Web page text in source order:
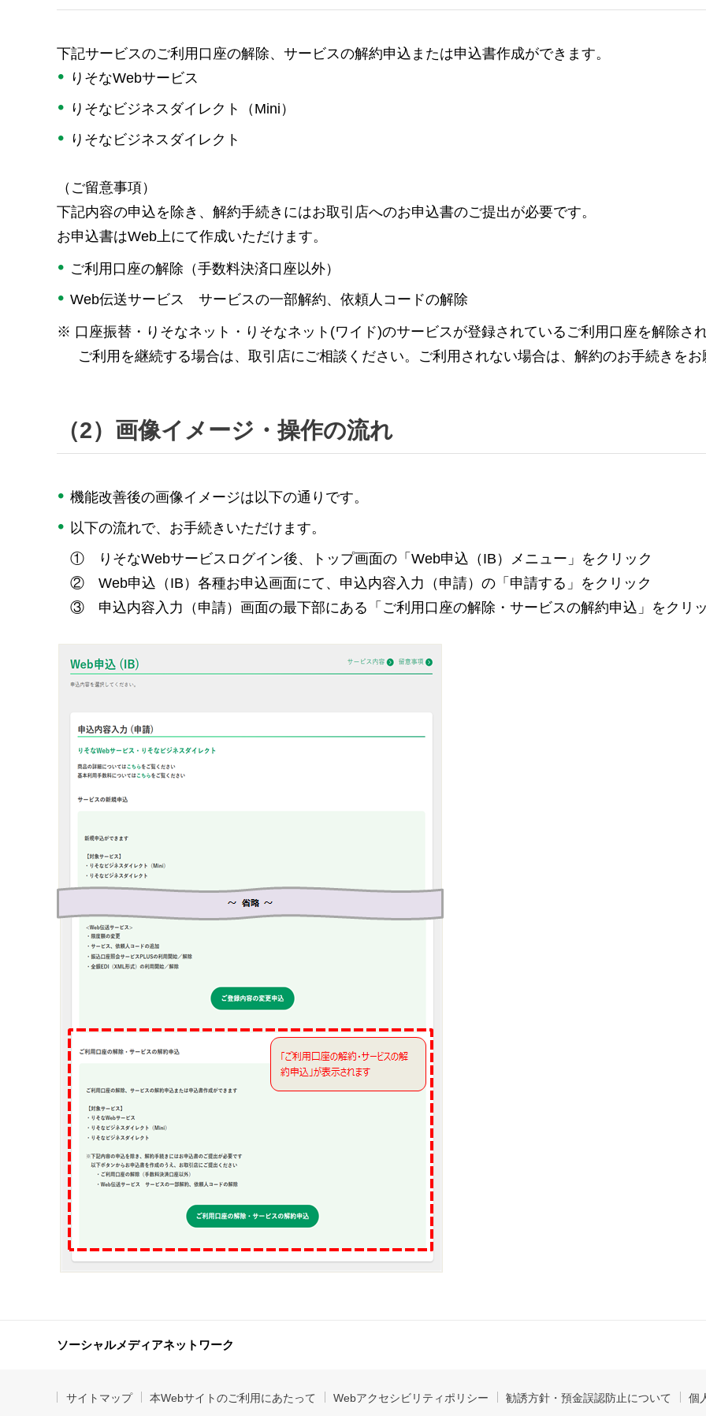
下記サービスのご利用口座の解除、サービスの解約申込または申込書作成ができます。
りそなWebサービス
りそなビジネスダイレクト（Mini）
りそなビジネスダイレクト
（ご留意事項）
下記内容の申込を除き、解約手続きにはお取引店へのお申込書のご提出が必要です。
お申込書はWeb上にて作成いただけます。
ご利用口座の解除（手数料決済口座以外）
Web伝送サービス サービスの一部解約、依頼人コードの解除
※ 口座振替・りそなネット・りそなネット(ワイド)のサービスが登録されているご利用口座を解除さ
ご利用を継続する場合は、取引店にご相談ください。ご利用されない場合は、解約のお手続きを
（2）画像イメージ・操作の流れ
機能改善後の画像イメージは以下の通りです。
以下の流れで、お手続きいただけます。
①
りそなWebサービスログイン後、トップ画面の「Web申込（IB）メニュー」をクリック
②
Web申込（IB）各種お申込画面にて、申込内容入力（申請）の「申請する」をクリック
③
申込内容入力（申請）画面の最下部にある「ご利用口座の解除・サービスの解約申込」をクリ
ソーシャルメディアネットワーク
サイトマップ 本Webサイトのご利用にあたって Webアクセシビリティポリシー 勧誘方針・預金誤認防止について 個